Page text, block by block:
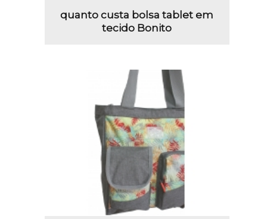
quanto custa bolsa tablet em
tecido Bonito